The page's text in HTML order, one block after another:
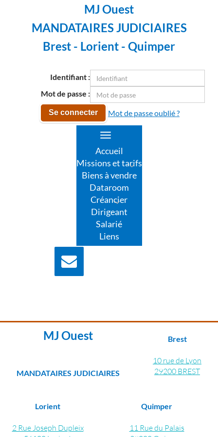
MJ Ouest
MANDATAIRES JUDICIAIRES
Brest - Lorient - Quimper
Identifiant :
Mot de passe :
Se connecter Mot de passe oublié ?
Toggle
navigation
Accueil
Missions et tarifs
Biens à vendre
Dataroom
Créancier
Dirigeant
Salarié
Liens
MJ Ouest
MANDATAIRES JUDICIAIRES
Brest
10 rue de Lyon
29200 BREST
Lorient
2 Rue Joseph Dupleix
Quimper
11 Rue du Palais